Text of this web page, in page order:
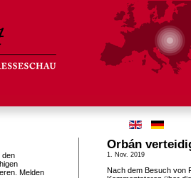
Orbán
1. Nov. 2019
Nach dem Besuch von
den
Melden